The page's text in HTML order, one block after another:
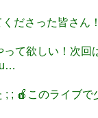
ださった皆さん
て欲しい！次回
; 🍎このライブ